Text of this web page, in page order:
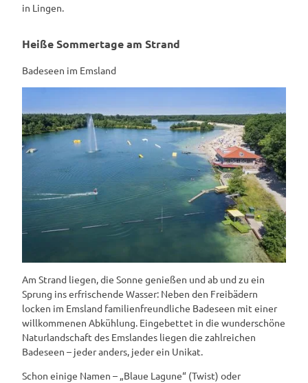
in Lingen.
Heiße Sommertage am Strand
Badeseen im Emsland
Am Strand liegen, die Sonne genießen und ab und zu ein
Sprung ins erfrischende Wasser: Neben den Freibädern
locken im Emsland familienfreundliche Badeseen mit einer
willkommenen Abkühlung. Eingebettet in die wunderschöne
Naturlandschaft des Emslandes liegen die zahlreichen
Badeseen – jeder anders, jeder ein Unikat.
Schon einige Namen – „Blaue Lagune“ (Twist) oder